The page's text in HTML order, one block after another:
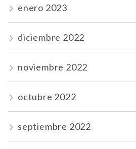
enero 2023
diciembre 2022
noviembre 2022
octubre 2022
septiembre 2022